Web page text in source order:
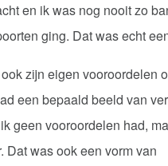
en ik was nog nooit zo
ging. Dat was echt
zijn eigen vooroordelen
een bepaald beeld van
geen vooroordelen had,
Dat was ook een vorm van